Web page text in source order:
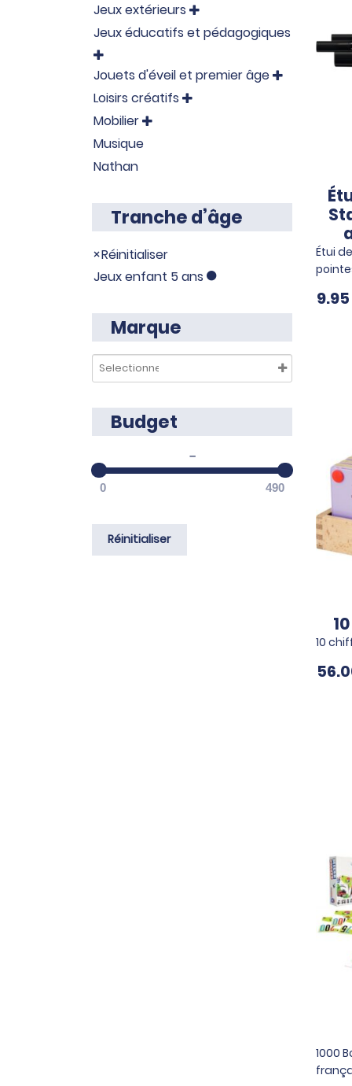
Jeux extérieurs 
Jeux éducatifs et pédagogiques

Jouets d'éveil et premier âge 
Loisirs créatifs 
Mobilier 
Musique
Nathan
Tranche d’âge
Réinitialiser
Jeux enfant 5 ans
Marque
Budget
–
0 490
Réinitialiser
Étui
9.95
10
1000